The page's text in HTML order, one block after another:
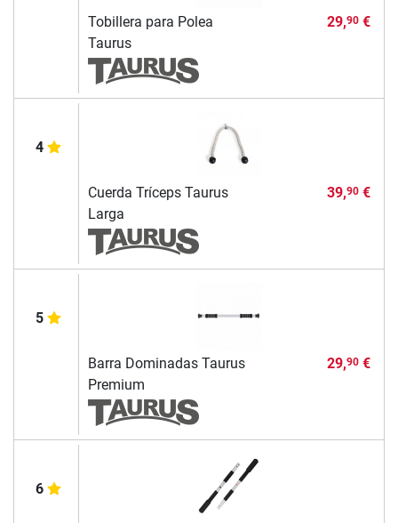
Tobillera para Polea
Taurus
29,90€
4
Cuerda Tríceps Taurus
Larga
39,90€
5
Barra Dominadas Taurus
Premium
29,90€
6